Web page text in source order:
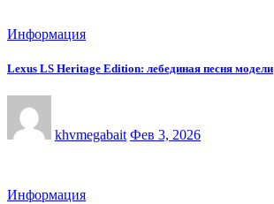
Информация
Lexus LS Heritage Edition: лебединая песня модели
khvmegabait Фев 3, 2026
Информация